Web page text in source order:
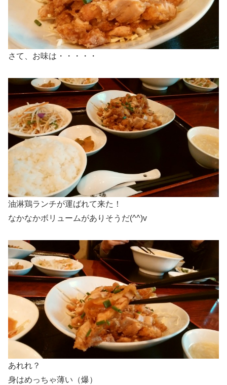
さて、お味は・・・・・
油淋鶏ランチが運ばれて来た！
なかなかボリュームがありそうだ(^^)v
あれれ？
身はめっちゃ薄い（爆）